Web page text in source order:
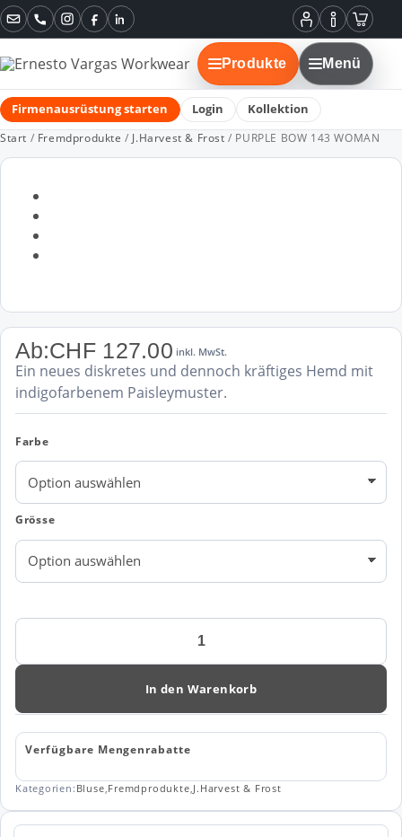
Mein
Konto
Informationen
Instagram
FacebookLinkedIn
Produkte Menü
Firmenausrüstung starten Login Kollektion
Start / Fremdprodukte / J.Harvest & Frost / PURPLE BOW 143 WOMAN
Ab:CHF127.00 inkl. MwSt.
Ein neues diskretes und dennoch kräftiges Hemd mit
indigofarbenem Paisleymuster.
Farbe
Grösse
PURPLE
143
Menge
In den Warenkorb
Verfügbare Mengenrabatte
Kategorien: Bluse,Fremdprodukte,J.Harvest & Frost